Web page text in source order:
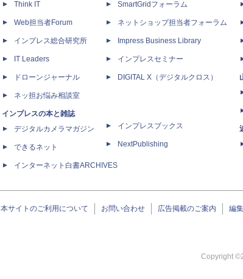
Think IT
Web担当者Forum
インプレス総合研究所
IT Leaders
ドローンジャーナル
ネッ担お悩み相談室
インプレスの本と雑誌
デジタルカメラマガジン
できるネット
インターネット白書ARCHIVES
SmartGridフォーラム
ネットショップ担当者フォーラム
Impress Business Library
インプレスセミナー
DIGITAL X（デジタルクロス）
インプレスブックス
NextPublishing
本サイトのご利用について お問い合わせ 広告掲載のご案内 編
Copyright ©